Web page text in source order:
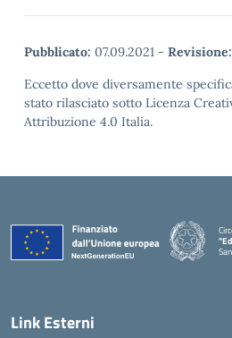
Pubblicato: 07.09.2021 - Revisione:
Eccetto dove diversamente
stato rilasciato sotto Licenza
Attribuzione 4.0 Italia.
Link Esterni